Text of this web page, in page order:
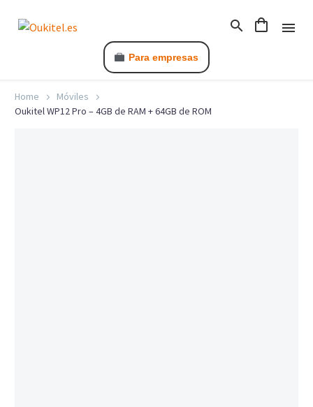
Para empresas
Home
Móviles
Oukitel WP12 Pro – 4GB de RAM + 64GB de ROM